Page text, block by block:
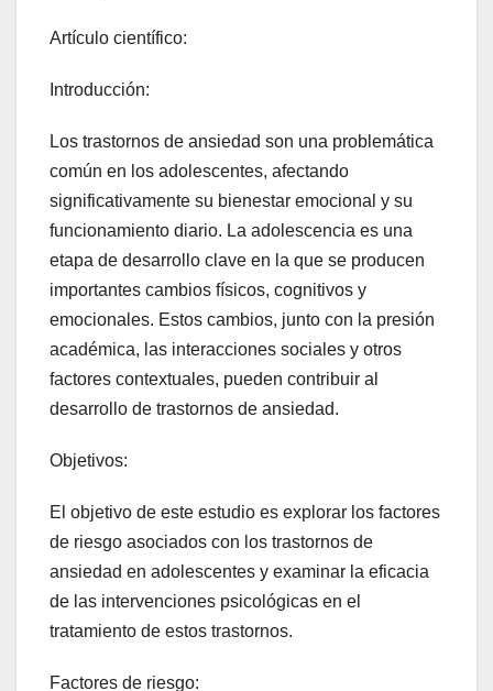
Artículo científico:
Introducción:
Los trastornos de ansiedad son una problemática
común en los adolescentes, afectando
significativamente su bienestar emocional y su
funcionamiento diario. La adolescencia es una
etapa de desarrollo clave en la que se producen
importantes cambios físicos, cognitivos y
emocionales. Estos cambios, junto con la presión
académica, las interacciones sociales y otros
factores contextuales, pueden contribuir al
desarrollo de trastornos de ansiedad.
Objetivos:
El objetivo de este estudio es explorar los factores
de riesgo asociados con los trastornos de
ansiedad en adolescentes y examinar la eficacia
de las intervenciones psicológicas en el
tratamiento de estos trastornos.
Factores de riesgo: